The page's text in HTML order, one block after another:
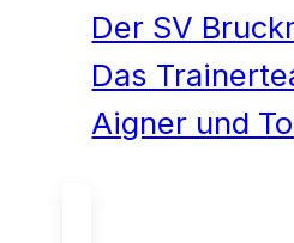
Der SV
Das
Aigner und